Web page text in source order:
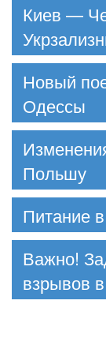
Киев —
Новый
Одессы
Польшу
Питание
Важно!
взрывов